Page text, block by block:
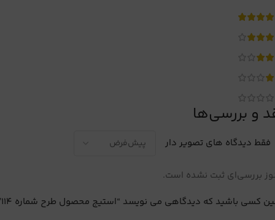
و بررسی‌ها
فقط دیدگاه های تصویر دار
بررسی‌ای ثبت نشده است.
کسی باشید که دیدگاهی می نویسد “استیج محصول طرح شماره 114”